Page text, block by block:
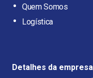
Quem Somos
Logística
Detalhes da empresa